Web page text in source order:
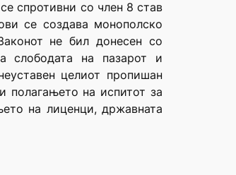
спротивни со член 8 став
се создава монополско
не бил донесен со
слободата на пазарот и
целиот пропишан
полагањето на испитот за
на лиценци, државната